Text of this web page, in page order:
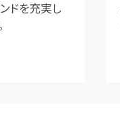
ドを充実し